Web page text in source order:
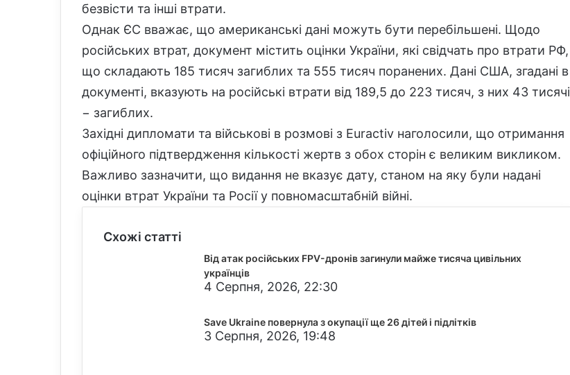
безвісти та інші втрати.
Однак ЄС вважає, що американські дані можуть бути перебільшені. Щодо
російських втрат, документ містить оцінки України, які свідчать про втрати РФ,
що складають 185 тисяч загиблих та 555 тисяч поранених. Дані США, згадані в
документі, вказують на російські втрати від 189,5 до 223 тисяч, з них 43 тисячі
− загиблих.
Західні дипломати та військові в розмові з Euractiv наголосили, що отримання
офіційного підтвердження кількості жертв з обох сторін є великим викликом.
Важливо зазначити, що видання не вказує дату, станом на яку були надані
оцінки втрат України та Росії у повномасштабній війні.
Схожі статті
Від атак російських FPV-дронів загинули майже тисяча цивільних
українців
4 Серпня, 2026, 22:30
Save Ukraine повернула з окупації ще 26 дітей і підлітків
3 Серпня, 2026, 19:48